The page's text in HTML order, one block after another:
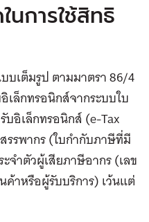
นการใช้สิทธิ
บเต็มรูป ตามมาตรา 86/4
เล็กทรอนิกส์จากระบบใบ
อิเล็กทรอนิกส์ (e-Tax
รรพากร (ใบกำกับภาษีที่มี
จำตัวผู้เสียภาษีอากร (เลข
าหรือผู้รับบริการ) เว้นแต่